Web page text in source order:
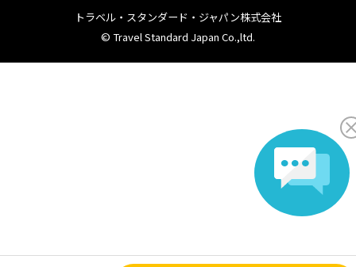
トラベル・スタンダード・ジャパン株式会社
© Travel Standard Japan Co.,ltd.